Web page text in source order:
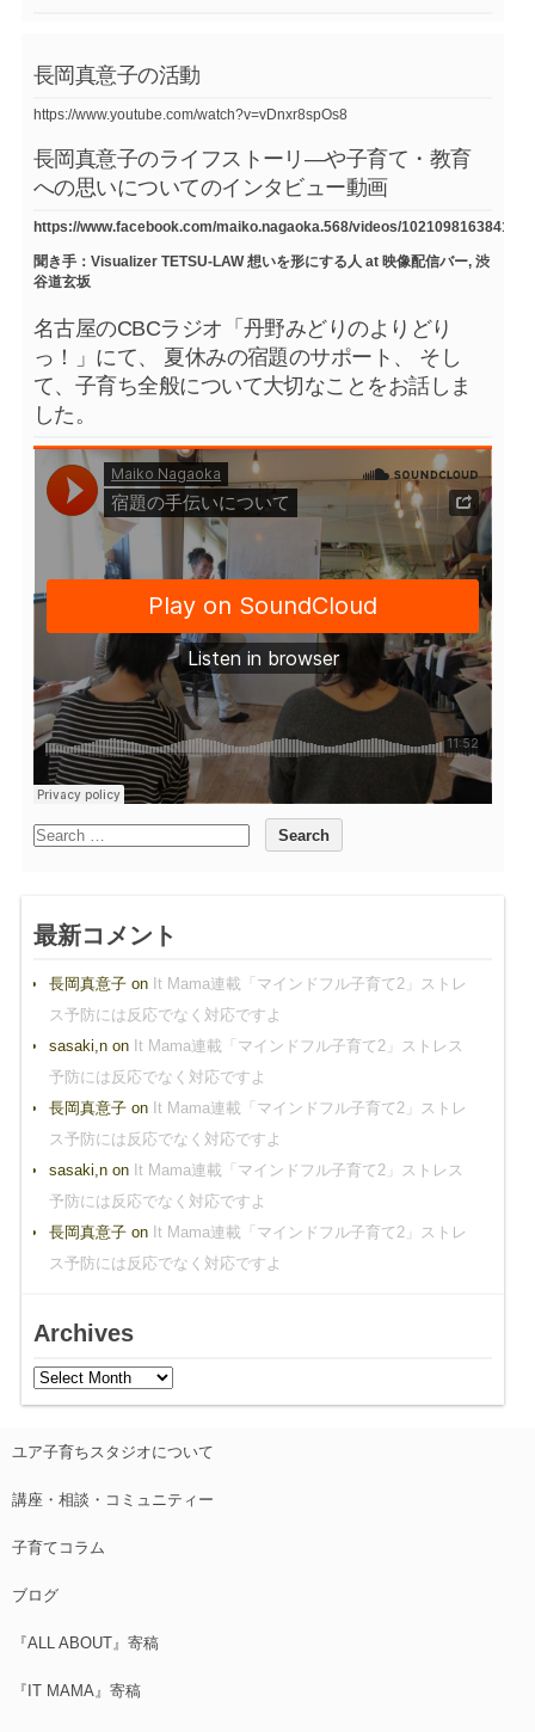
長岡真意子の活動
https://www.youtube.com/watch?v=vDnxr8spOs8
長岡真意子のライフストーリ―や子育て・教育
への思いについてのインタビュー動画
https://www.facebook.com/maiko.nagaoka.568/videos/
聞き手：Visualizer TETSU-LAW 想いを形にする人 at 映像配信バー, 渋
谷道玄坂
名古屋のCBCラジオ「丹野みどりのよりどり
っ！」にて、 夏休みの宿題のサポート、 そし
て、子育ち全般について大切なことをお話しま
した。
最新コメント
長岡真意子on It Mama連載「マインドフル子育て2」ストレ
ス予防には反応でなく対応ですよ
sasaki,non It Mama連載「マインドフル子育て2」ストレス
予防には反応でなく対応ですよ
長岡真意子on It Mama連載「マインドフル子育て2」ストレ
ス予防には反応でなく対応ですよ
sasaki,non It Mama連載「マインドフル子育て2」ストレス
予防には反応でなく対応ですよ
長岡真意子on It Mama連載「マインドフル子育て2」ストレ
ス予防には反応でなく対応ですよ
Archives
ユア子育ちスタジオについて
講座・相談・コミュニティー
子育てコラム
ブログ
『ALL ABOUT』寄稿
『IT MAMA』寄稿